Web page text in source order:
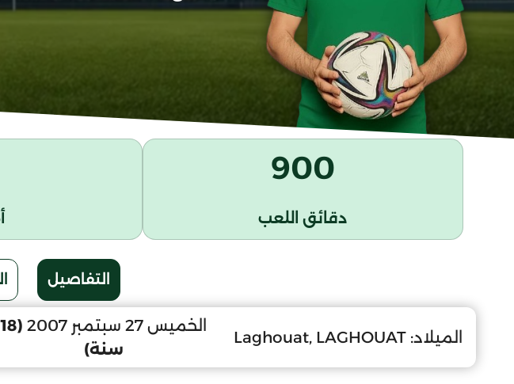
900
دقائق اللعب
التفاصيل
الميلاد: Laghouat, LAGHOUAT
الخميس 27 سبتمبر 2007
(18
سنة)